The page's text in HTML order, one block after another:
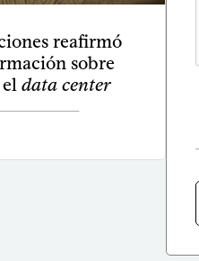
reafirmó
sobre
data center